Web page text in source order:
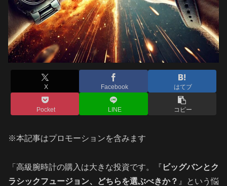
X Facebook はてブ
Pocket LINE コピー
※本記事はプロモーションを含みます
「高級腕時計の購入は大きな投資です。『 ビッグバンとク
ラシックフュージョン、どちらを選ぶべきか？ 』という悩